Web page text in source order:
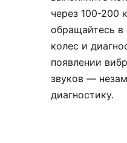
через 100-200
обращайтесь в
колес и
появлении
звуков —
диагностику.